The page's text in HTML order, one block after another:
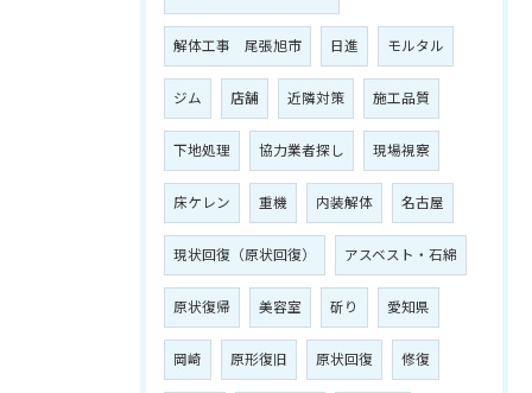
解体工事 尾張旭市 日進 モルタル
ジム 店舗 近隣対策 施工品質
下地処理 協力業者探し 現場視察
床ケレン 重機 内装解体 名古屋
現状回復（原状回復） アスベスト・石綿
原状復帰 美容室 斫り 愛知県
岡崎 原形復旧 原状回復 修復